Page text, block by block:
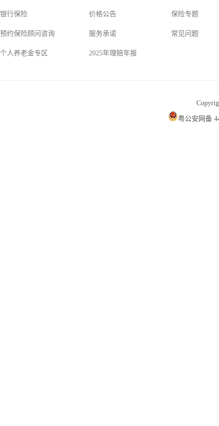
银行保险
预约保险顾问咨询
个人养老金专区
价格公告
服务承诺
2025年理赔年报
保险专题
常见问题
粤公安网备